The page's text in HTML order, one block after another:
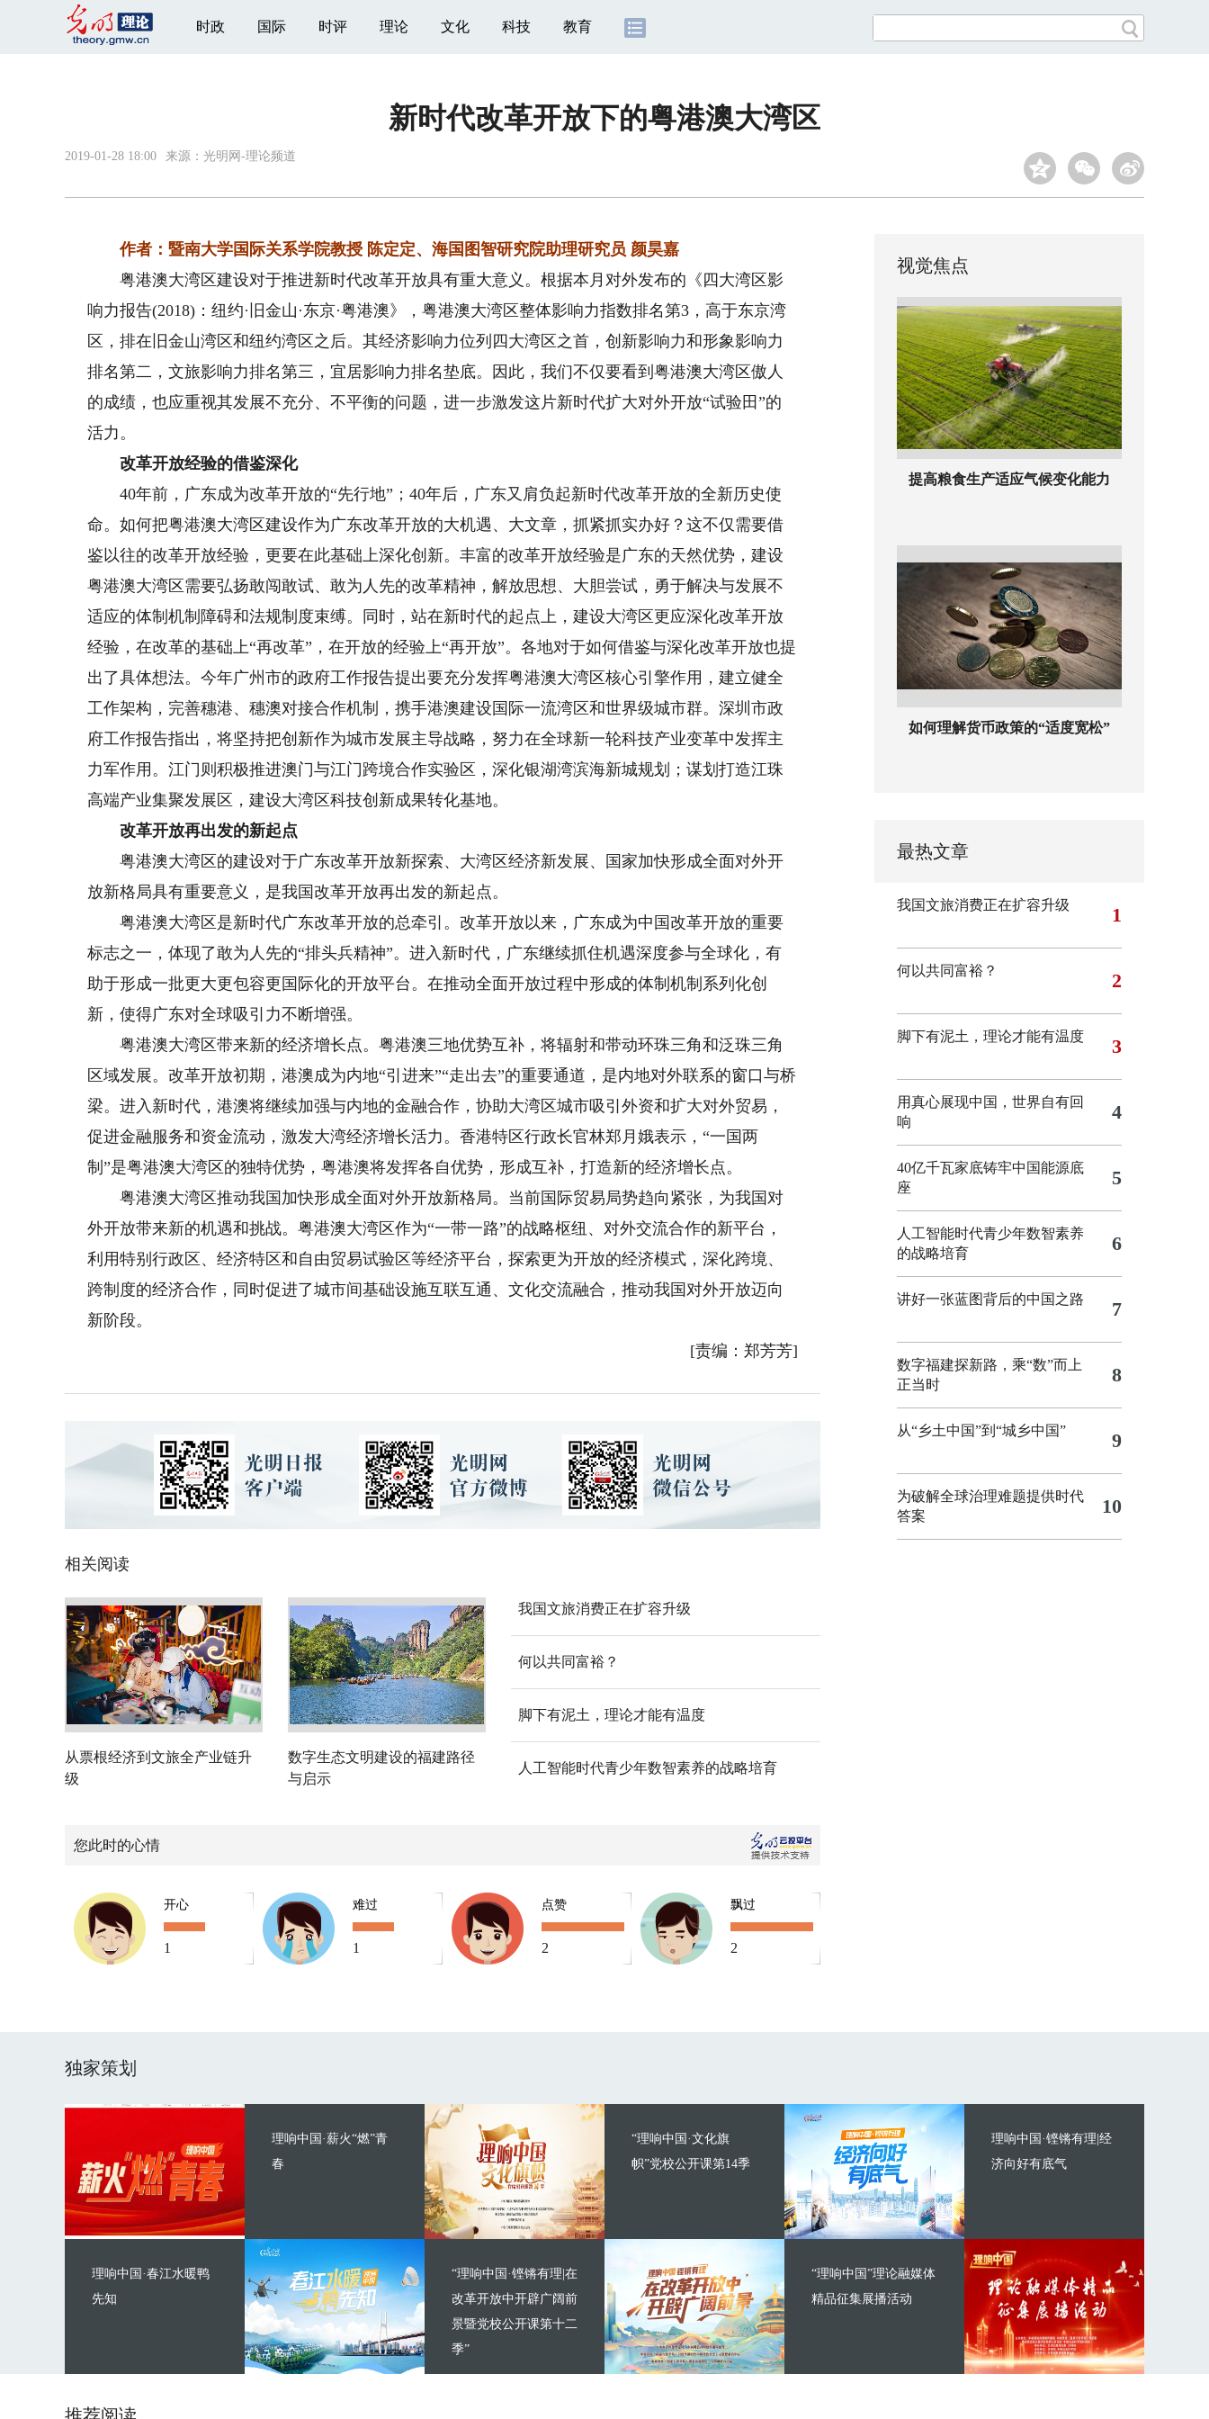
时政 国际 时评 理论 文化 科技 教育
新时代改革开放下的粤港澳大湾区
2019-01-28 18:00 来源： 光明网-理论频道
作者：暨南大学国际关系学院教授 陈定定、海国图智研究院助理研究员 颜昊嘉
粤港澳大湾区建设对于推进新时代改革开放具有重大意义。根据本月对外发布的《四大湾区影
响力报告(2018)：纽约·旧金山·东京·粤港澳》，粤港澳大湾区整体影响力指数排名第3，高于东京湾
区，排在旧金山湾区和纽约湾区之后。其经济影响力位列四大湾区之首，创新影响力和形象影响力
排名第二，文旅影响力排名第三，宜居影响力排名垫底。因此，我们不仅要看到粤港澳大湾区傲人
的成绩，也应重视其发展不充分、不平衡的问题，进一步激发这片新时代扩大对外开放“试验田”的
活力。
改革开放经验的借鉴深化
40年前，广东成为改革开放的“先行地”；40年后，广东又肩负起新时代改革开放的全新历史使
命。如何把粤港澳大湾区建设作为广东改革开放的大机遇、大文章，抓紧抓实办好？这不仅需要借
鉴以往的改革开放经验，更要在此基础上深化创新。丰富的改革开放经验是广东的天然优势，建设
粤港澳大湾区需要弘扬敢闯敢试、敢为人先的改革精神，解放思想、大胆尝试，勇于解决与发展不
适应的体制机制障碍和法规制度束缚。同时，站在新时代的起点上，建设大湾区更应深化改革开放
经验，在改革的基础上“再改革”，在开放的经验上“再开放”。各地对于如何借鉴与深化改革开放也提
出了具体想法。今年广州市的政府工作报告提出要充分发挥粤港澳大湾区核心引擎作用，建立健全
工作架构，完善穗港、穗澳对接合作机制，携手港澳建设国际一流湾区和世界级城市群。深圳市政
府工作报告指出，将坚持把创新作为城市发展主导战略，努力在全球新一轮科技产业变革中发挥主
力军作用。江门则积极推进澳门与江门跨境合作实验区，深化银湖湾滨海新城规划；谋划打造江珠
高端产业集聚发展区，建设大湾区科技创新成果转化基地。
改革开放再出发的新起点
粤港澳大湾区的建设对于广东改革开放新探索、大湾区经济新发展、国家加快形成全面对外开
放新格局具有重要意义，是我国改革开放再出发的新起点。
粤港澳大湾区是新时代广东改革开放的总牵引。改革开放以来，广东成为中国改革开放的重要
标志之一，体现了敢为人先的“排头兵精神”。进入新时代，广东继续抓住机遇深度参与全球化，有
助于形成一批更大更包容更国际化的开放平台。在推动全面开放过程中形成的体制机制系列化创
新，使得广东对全球吸引力不断增强。
粤港澳大湾区带来新的经济增长点。粤港澳三地优势互补，将辐射和带动环珠三角和泛珠三角
区域发展。改革开放初期，港澳成为内地“引进来”“走出去”的重要通道，是内地对外联系的窗口与桥
梁。进入新时代，港澳将继续加强与内地的金融合作，协助大湾区城市吸引外资和扩大对外贸易，
促进金融服务和资金流动，激发大湾经济增长活力。香港特区行政长官林郑月娥表示，“一国两
制”是粤港澳大湾区的独特优势，粤港澳将发挥各自优势，形成互补，打造新的经济增长点。
粤港澳大湾区推动我国加快形成全面对外开放新格局。当前国际贸易局势趋向紧张，为我国对
外开放带来新的机遇和挑战。粤港澳大湾区作为“一带一路”的战略枢纽、对外交流合作的新平台，
利用特别行政区、经济特区和自由贸易试验区等经济平台，探索更为开放的经济模式，深化跨境、
跨制度的经济合作，同时促进了城市间基础设施互联互通、文化交流融合，推动我国对外开放迈向
新阶段。
[责编：郑芳芳]
相关阅读
从票根经济到文旅全产业链升
级
数字生态文明建设的福建路径
与启示
我国文旅消费正在扩容升级
何以共同富裕？
脚下有泥土，理论才能有温度
人工智能时代青少年数智素养的战略培育
您此时的心情
开心
1
难过
1
点赞
2
飘过
2
视觉焦点
提高粮食生产适应气候变化能力
如何理解货币政策的“适度宽松”
最热文章
我国文旅消费正在扩容升级 1
何以共同富裕？ 2
脚下有泥土，理论才能有温度 3
用真心展现中国，世界自有回
响
4
40亿千瓦家底铸牢中国能源底
座
5
人工智能时代青少年数智素养
的战略培育
6
讲好一张蓝图背后的中国之路 7
数字福建探新路，乘“数”而上
正当时
8
从“乡土中国”到“城乡中国” 9
为破解全球治理难题提供时代
答案
10
独家策划
理响中国·薪火“燃”青
春
理响中国·春江水暖鸭
先知
“理响中国·文化旗
帜”党校公开课第14季
“理响中国·铿锵有理|在
改革开放中开辟广阔前
景暨党校公开课第十二
季”
理响中国·铿锵有理|经
济向好有底气
“理响中国”理论融媒体
精品征集展播活动